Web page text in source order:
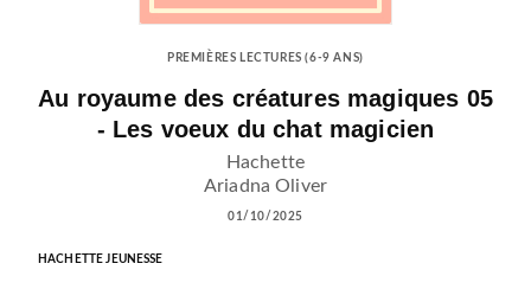
PREMIÈRES LECTURES (6-9 ANS)
Au royaume des créatures magiques 05
- Les voeux du chat magicien
Hachette
Ariadna Oliver
01/10/2025
HACHETTE JEUNESSE